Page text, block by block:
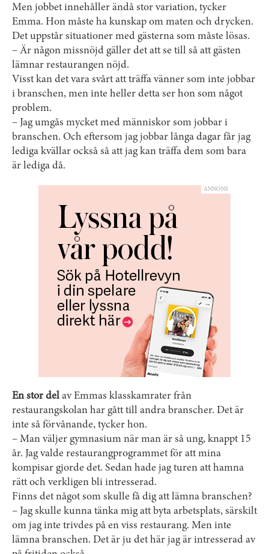
Men jobbet innehåller ändå stor variation, tycker
Emma. Hon måste ha kunskap om maten och drycken.
Det uppstår situationer med gästerna som måste lösas.
– Är någon missnöjd gäller det att se till så att gästen
lämnar restaurangen nöjd.
Visst kan det vara svårt att träffa vänner som inte jobbar
i branschen, men inte heller detta ser hon som något
problem.
– Jag umgås mycket med människor som jobbar i
branschen. Och eftersom jag jobbar långa dagar får jag
lediga kvällar också så att jag kan träffa dem som bara
är lediga då.
ANNONS
En stor del av Emmas klasskamrater från
restaurangskolan har gått till andra branscher. Det är
inte så förvånande, tycker hon.
– Man väljer gymnasium när man är så ung, knappt 15
år. Jag valde restaurang­programmet för att mina
kompisar gjorde det. Sedan hade jag turen att hamna
rätt och verkligen bli intresserad.
Finns det något som skulle få dig att lämna branschen?
– Jag skulle kunna tänka mig att byta arbetsplats, särskilt
om jag inte trivdes på en viss restaurang. Men inte
lämna branschen. Det är ju det här jag är intresserad av